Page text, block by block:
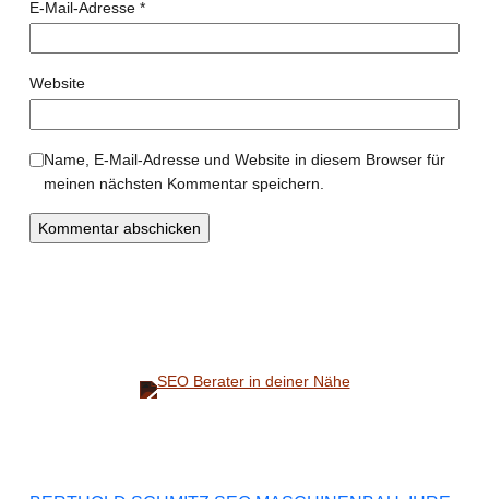
E-Mail-Adresse *
Website
Name, E-Mail-Adresse und Website in diesem Browser für
meinen nächsten Kommentar speichern.